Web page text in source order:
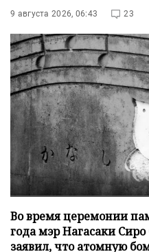
9 августа 2026, 06:43 23
Во время церемонии
года мэр Нагасаки
заявил, что атомную